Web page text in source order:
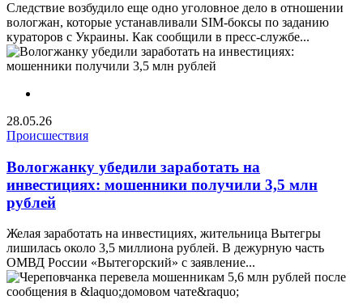
Следствие возбудило еще одно уголовное дело в отношении
вологжан, которые устанавливали SIM-боксы по заданию
кураторов с Украины. Как сообщили в пресс-службе...
28.05.26
Происшествия
Вологжанку убедили заработать на
инвестициях: мошенники получили 3,5 млн
рублей
Желая заработать на инвестициях, жительница Вытегры
лишилась около 3,5 миллиона рублей. В дежурную часть
ОМВД России «Вытегорский» с заявление...